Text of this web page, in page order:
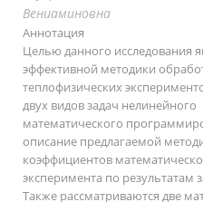
Вениаминовна
Аннотация
Целью данного исследования
эффективной методики
теплофизических
двух видов задач нелинейного
математического
описание предлагаемой
коэффициентов
эксперимента по
Также рассматриваются две